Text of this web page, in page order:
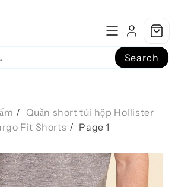
Search
Quần short túi hộp Hollister
Fit Shorts
Page 1